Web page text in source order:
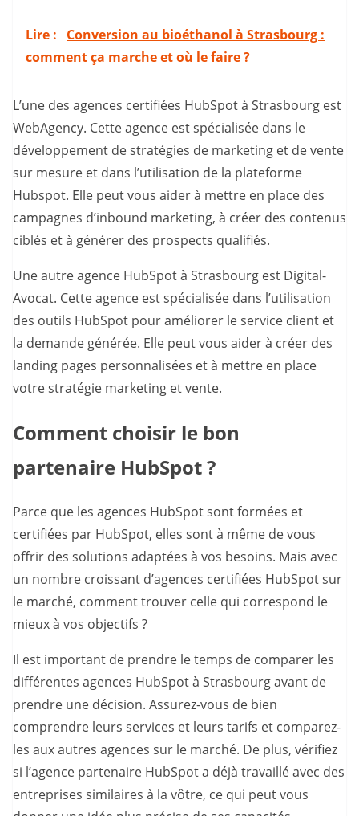
Lire :
Conversion au bioéthanol à Strasbourg :
comment ça marche et où le faire ?
L’une des agences certifiées HubSpot à Strasbourg est
WebAgency. Cette agence est spécialisée dans le
développement de stratégies de marketing et de vente
sur mesure et dans l’utilisation de la plateforme
Hubspot. Elle peut vous aider à mettre en place des
campagnes d’inbound marketing, à créer des contenus
ciblés et à générer des prospects qualifiés.
Une autre agence HubSpot à Strasbourg est Digital-
Avocat. Cette agence est spécialisée dans l’utilisation
des outils HubSpot pour améliorer le service client et
la demande générée. Elle peut vous aider à créer des
landing pages personnalisées et à mettre en place
votre stratégie marketing et vente.
Comment choisir le bon
partenaire HubSpot ?
Parce que les agences HubSpot sont formées et
certifiées par HubSpot, elles sont à même de vous
offrir des solutions adaptées à vos besoins. Mais avec
un nombre croissant d’agences certifiées HubSpot sur
le marché, comment trouver celle qui correspond le
mieux à vos objectifs ?
Il est important de prendre le temps de comparer les
différentes agences HubSpot à Strasbourg avant de
prendre une décision. Assurez-vous de bien
comprendre leurs services et leurs tarifs et comparez-
les aux autres agences sur le marché. De plus, vérifiez
si l’agence partenaire HubSpot a déjà travaillé avec des
entreprises similaires à la vôtre, ce qui peut vous